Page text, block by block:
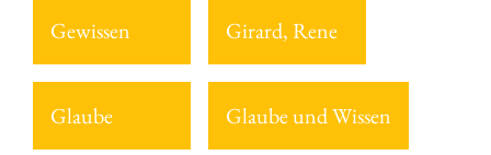
Gewissen Girard, Rene
Glaube Glaube und Wissen